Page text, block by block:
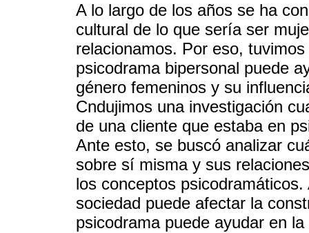
A lo largo de los años se ha
cultural de lo que sería ser
relacionamos. Por eso,
psicodrama bipersonal puede
género femeninos y su
Cndujimos una investigación
de una cliente que estaba en
Ante esto, se buscó analizar
sobre sí misma y sus
los conceptos
sociedad puede afectar la
psicodrama puede ayudar en